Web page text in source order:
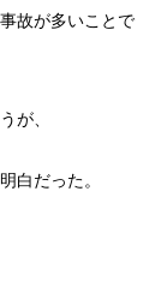
故が多いことで
が、
白だった。